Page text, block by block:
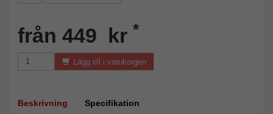
från 449 kr *
Lägg till i varukorgen
Beskrivning Specifikation